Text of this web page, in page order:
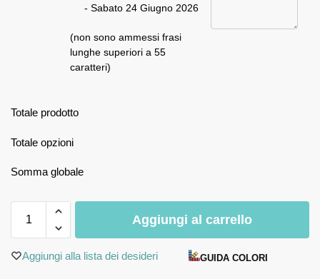
- Sabato 24 Giugno 2026
(non sono ammessi frasi
lunghe superiori a 55
caratteri)
Totale prodotto
Totale opzioni
Somma globale
Aggiungi al carrello
Aggiungi alla lista dei desideri GUIDA COLORI